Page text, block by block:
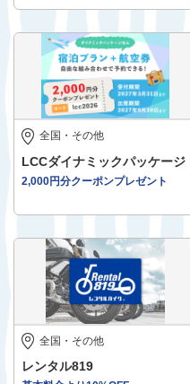
全国・その他
LCCダイナミックパッケージ
2,000円分クーポンプレゼント
全国・その他
レンタル819